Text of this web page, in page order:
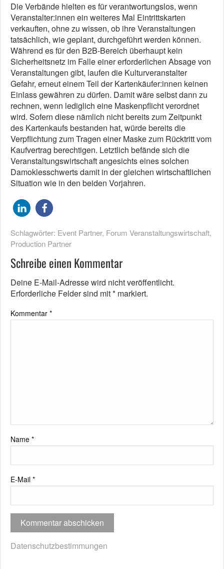
Die Verbände hielten es für verantwortungslos, wenn
Veranstalter:innen ein weiteres Mal Eintrittskarten
verkauften, ohne zu wissen, ob ihre Veranstaltungen
tatsächlich, wie geplant, durchgeführt werden können.
Während es für den B2B-Bereich überhaupt kein
Sicherheitsnetz im Falle einer erforderlichen Absage von
Veranstaltungen gibt, laufen die Kulturveranstalter
Gefahr, erneut einem Teil der Kartenkäufer:innen keinen
Einlass gewähren zu dürfen. Damit wäre selbst dann zu
rechnen, wenn lediglich eine Maskenpflicht verordnet
wird. Sofern diese nämlich nicht bereits zum Zeitpunkt
des Kartenkaufs bestanden hat, würde bereits die
Verpflichtung zum Tragen einer Maske zum Rücktritt vom
Kaufvertrag berechtigen. Letztlich befände sich die
Veranstaltungswirtschaft angesichts eines solchen
Damoklesschwerts damit in der gleichen wirtschaftlichen
Situation wie in den beiden Vorjahren.
Schlagwörter: Event Partner, Forum Veranstaltungswirtschaft,
Production Partner
Schreibe einen Kommentar
Deine E-Mail-Adresse wird nicht veröffentlicht.
Erforderliche Felder sind mit* markiert.
Kommentar *
Name *
E-Mail *
Datenschutzbestimmungen